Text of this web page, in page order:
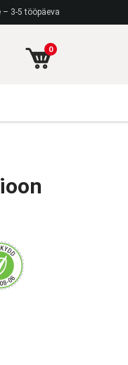
– 3-5 tööpäeva
0